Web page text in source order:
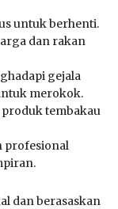
untuk berhenti.
dan rakan
gejala
merokok.
produk tembakau
profesional
dan berasaskan